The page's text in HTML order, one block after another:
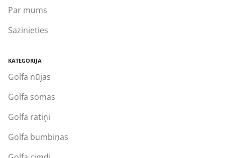
Par mums
Sazinieties
KATEGORIJA
Golfa nūjas
Golfa somas
Golfa ratiņi
Golfa bumbiņas